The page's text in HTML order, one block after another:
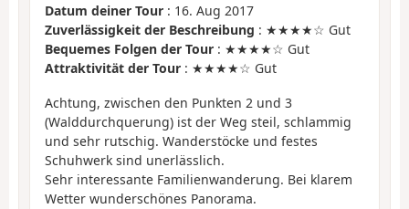
Datum deiner Tour : 16. Aug 2017
Zuverlässigkeit der Beschreibung : ★★★★☆ Gut
Bequemes Folgen der Tour : ★★★★☆ Gut
Attraktivität der Tour : ★★★★☆ Gut
Achtung, zwischen den Punkten 2 und 3
(Walddurchquerung) ist der Weg steil, schlammig
und sehr rutschig. Wanderstöcke und festes
Schuhwerk sind unerlässlich.
Sehr interessante Familienwanderung. Bei klarem
Wetter wunderschönes Panorama.